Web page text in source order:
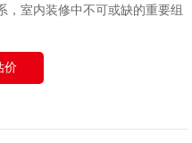
，室内装修中不可或缺的重要组
价